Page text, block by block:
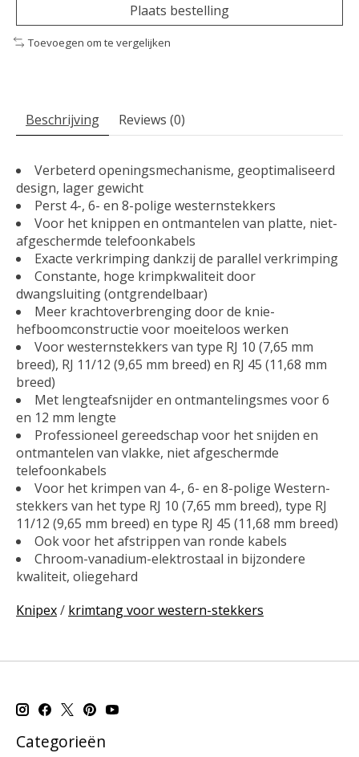
Plaats bestelling
Toevoegen om te vergelijken
Beschrijving Reviews (0)
Verbeterd openingsmechanisme, geoptimaliseerd
design, lager gewicht
Perst 4-, 6- en 8-polige westernstekkers
Voor het knippen en ontmantelen van platte, niet-
afgeschermde telefoonkabels
Exacte verkrimping dankzij de parallel verkrimping
Constante, hoge krimpkwaliteit door
dwangsluiting (ontgrendelbaar)
Meer krachtoverbrenging door de knie-
hefboomconstructie voor moeiteloos werken
Voor westernstekkers van type RJ 10 (7,65 mm
breed), RJ 11/12 (9,65 mm breed) en RJ 45 (11,68 mm
breed)
Met lengteafsnijder en ontmantelingsmes voor 6
en 12 mm lengte
Professioneel gereedschap voor het snijden en
ontmantelen van vlakke, niet afgeschermde
telefoonkabels
Voor het krimpen van 4-, 6- en 8-polige Western-
stekkers van het type RJ 10 (7,65 mm breed), type RJ
11/12 (9,65 mm breed) en type RJ 45 (11,68 mm breed)
Ook voor het afstrippen van ronde kabels
Chroom-vanadium-elektrostaal in bijzondere
kwaliteit, oliegehard
Knipex/ krimtang voor western-stekkers
Categorieën